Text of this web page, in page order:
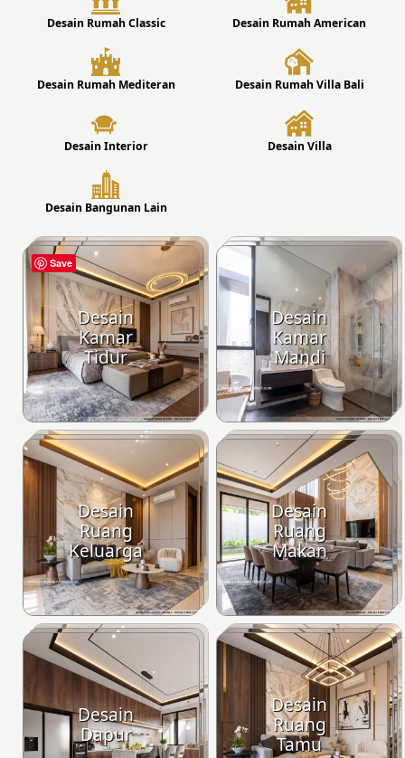
Desain Rumah Classic Desain Rumah American
Desain Rumah Mediteran Desain Rumah Villa Bali
Desain Interior Desain Villa
Desain Bangunan Lain
Desain
Kamar
Tidur
Desain
Kamar
Mandi
Desain
Ruang
Keluarga
Desain
Ruang
Makan
Desain
Dapur
Desain
Ruang
Tamu
Save